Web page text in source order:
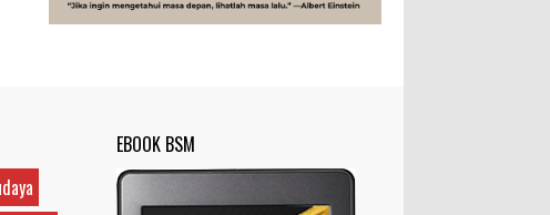
penutup untuk dua catatan saya
adalah istilah yang digunakan untuk
menyebut zat-zat yang tidak diinginkan,
yang terdapat dalam suatu...
EBOOK BSM